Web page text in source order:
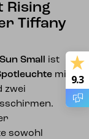
Rising
Tiffany
Small
ist
mit
zwei
sowohl
9.3